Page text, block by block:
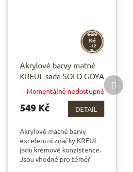
629
Kč
–12
%
Akrylové barvy matné
KREUL sada SOLO GOYA
16 x 20 ml
Momentálně nedostupné
549 Kč DETAIL
Akrylové matné barvy
excelentní značky KREUL
jsou krémové konzistence.
Jsou vhodné pro téměř
Další